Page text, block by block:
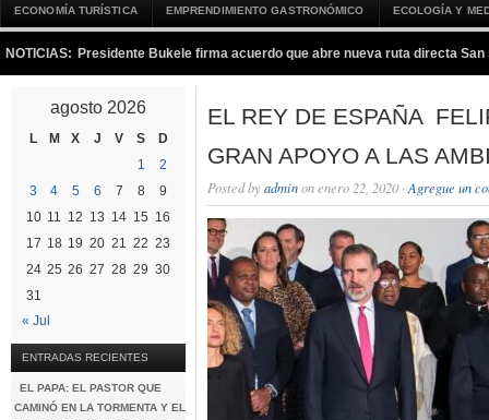
ECONOMÍA TURÍSTICA EMPRENDIMIENTO GASTRONÓMICO ECOLOGÍA Y
NOTICIAS: Presidente Bukele firma acuerdo que abre nueva ruta directa
agosto 2026
L M X J V S
D
1
2
3
4 5 6 7 8
9
10 11 12 13 14 15 16
17 18 19 20 21 22 23
24 25 26 27 28 29 30
31
« Jul
ENTRADAS RECIENTES
EL PAPA: EL PASTOR QUE
CAMINÓ EN LA TORMENTA Y EL
EL REY DE ESPAÑA
GRAN APOYO A LAS
Posted byadminon enero 22, 2020 · Agregue un